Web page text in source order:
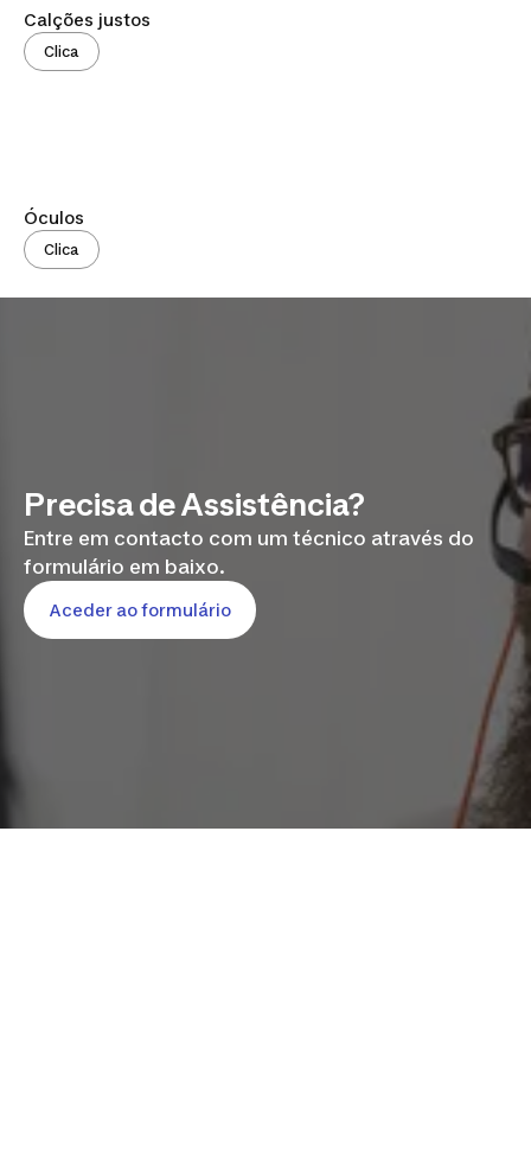
Calções justos
Clica
Óculos
Clica
Precisa de Assistência?
Entre em contacto com um técnico através do
formulário em baixo.
Aceder ao formulário